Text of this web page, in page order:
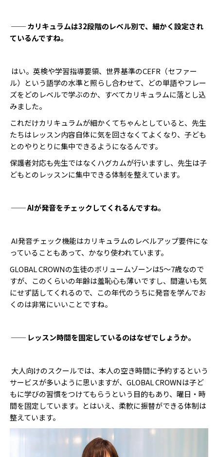
── カリキュラムは32段階のレベル別で、細かく設定され
ているんですね。
はい。英検や学習指導要領、世界基準のCEFR（セファー
ル）という語学の水準と照らし合わせて、どの単語やフレー
ズをどのレベルで学ぶのか、すべてカリキュラムに落とし込
みました。
これだけカリキュラムが細かくてちゃんとしていると、先生
たちはレッスン内容自体に気を回さなくてよくなり、子ども
とのやりとりに集中できるようになるんです。
保護者対応も先生ではなくハグカムが行いますし、先生は子
どもとのレッスンに集中できる体制を整えています。
── AIが発音をチェックしてくれるんですね。
AI発音チェック機能はカリキュラムのレベルアップ要件にな
っていることもあって、かなり使われています。
GLOBAL CROWNの生徒のボリュームゾーンは5〜7歳なので
すが、このくらいの年齢は羞恥心も薄いですし、間違いも気
にせず話してくれるので、この年代のうちに発音を学んでお
くのは非常にいいことですね。
── レッスン時間を固定しているのはなぜでしょうか。
大人向けのスクールでは、本人の空き時間に予約するという
サービスが多いように思いますが、GLOBAL CROWNは子ど
もに学びの習慣をつけてもらうという目的もあり、曜日・時
間を固定しています。とはいえ、柔軟に振替ができる体制は
整えています。